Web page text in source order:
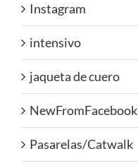
Instagram
intensivo
jaqueta de cuero
NewFromFacebook
Pasarelas/Catwalk